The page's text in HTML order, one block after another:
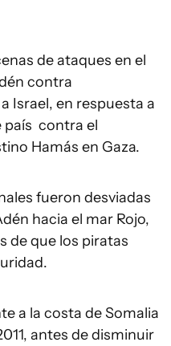
de ataques en el
contra
Israel, en respuesta a
país contra el
Hamás en Gaza.
fueron desviadas
hacia el mar Rojo,
de que los piratas
a la costa de Somalia
antes de disminuir